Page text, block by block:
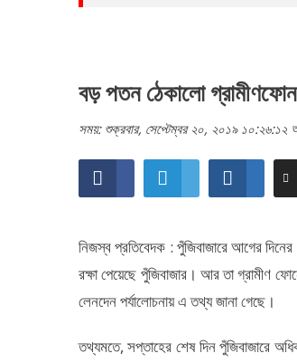
বড় পতন ঠেকালো গ্রামীণফোন
সময়: শুক্রবার, সেপ্টেম্বর ২০, ২০১৯ ১০:২৬:১২
নিজস্ব প্রতিবেদক : পুঁজিবাজারে আগের
রক্ষা পেয়েছে পুঁজিবাজার। আর তা গ্রামীণ
লেনদেন পর্যালোচনায় এ তথ্য জানা গেছে।
তথ্যমতে, সপ্তাহের শেষ দিন পুঁজিবাজারে